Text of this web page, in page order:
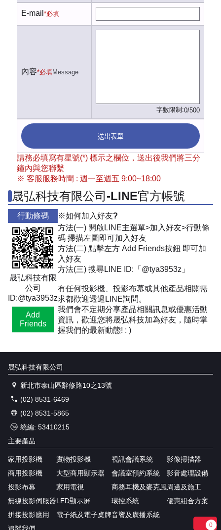
E-mail *必填
內容*必填Message
字數限制:0/500
送出表單
請務必填寫有星號(*) 標示之欄位，送出後我們將三分
鐘內與您聯繫
※ 客服服務時間 : 週一至週五 9:00~18:00
晟弘科技有限公司-LINE官方帳號
行動條碼
晟弘科技有限
公司
ID:@tya3953z
Add
Friends
※如何加入好友?
方法(一) 開啟LINE主選單>加入好友>行動條
碼 掃描左圖即可加入好友
方法(二) 點擊左方 Add Friends按鈕 即可加
入好友
方法(三) 搜尋LINE ID:「@tya3953z」
有任何投影機、投影布幕或其他產品相關需
求都歡迎透過LINE詢問。
我們會不定期分享產品相關訊息或優惠活動
資訊，歡迎您將晟弘科技加為好友，隨時掌
握我們的最新動態! : )
晟弘科技有限公司
新北市泰山區辭修路10之13號
(02) 8531-6469
(02) 8531-5865
統編: 53410215
主要產品
家用投影機
商用投影機
投影布幕
無線投影伺服器
拼接投影應用
實物投影機
大型商用顯示器
家用電視
LED顯示屏
電子紙及電子桌牌
視訊會議系統
會議室預約系統
商務耳機及麥克風
環控系統
音響及廣播系統
影像掃描器
影音處理設備
周邊及施工
優惠組合方案
追蹤我們 0